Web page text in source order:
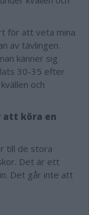
för att veta mina
av tävlingen.
känner sig
30-35 efter
och
att köra en
till de stora
Det är ett
Det går inte att